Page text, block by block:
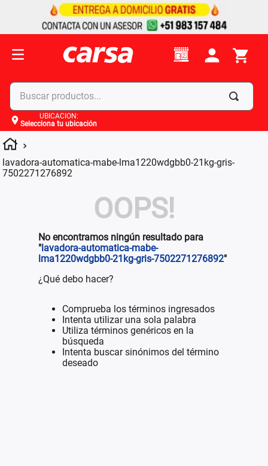
Buscar productos...
UBICACIÓN:
Selecciona tu ubicación
lavadora-automatica-mabe-lma1220wdgbb0-21kg-gris-
7502271276892
OOPS!
No encontramos ningún resultado para
" lavadora-automatica-mabe-
lma1220wdgbb0-21kg-gris-7502271276892"
¿Qué debo hacer?
Comprueba los términos ingresados
Intenta utilizar una sola palabra
Utiliza términos genéricos en la
búsqueda
Intenta buscar sinónimos del término
deseado
Términos más buscados
2.
moto